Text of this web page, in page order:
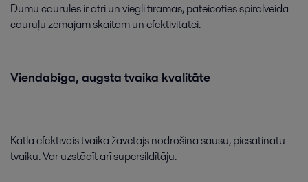
Dūmucaurulesirātriunvieglitīrāmas,pateicotiesspirālveida
cauruļuzemajamskaitamunefektivitātei.
Viendabīga, augsta tvaika kvalitāte
Katlaefektīvaistvaikažāvētājsnodrošinasausu,piesātinātu
tvaiku.Varuzstādītarīsupersildītāju.